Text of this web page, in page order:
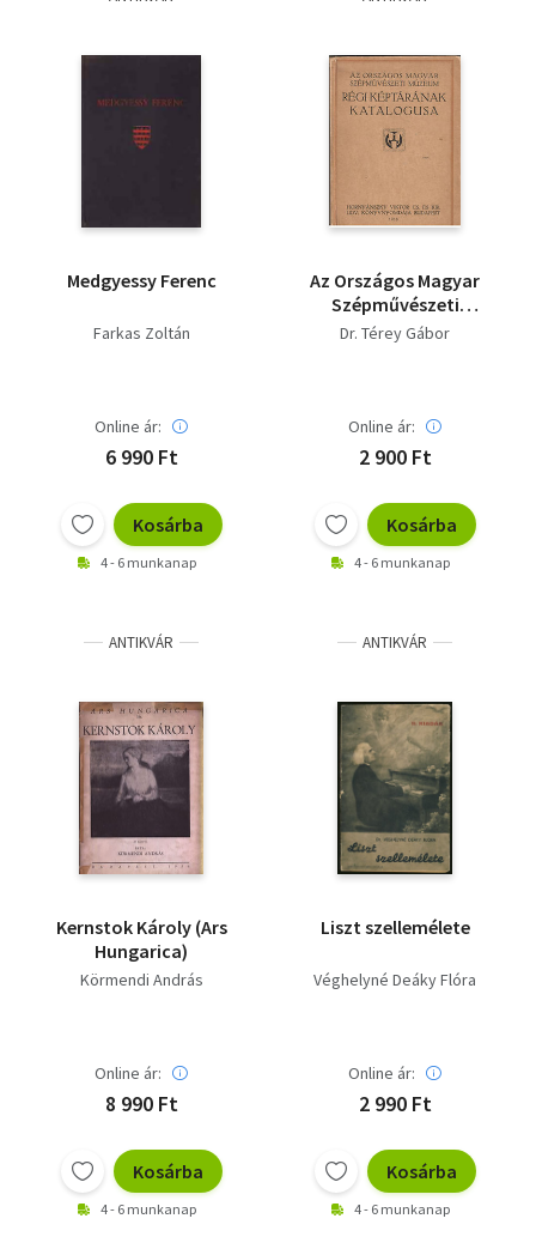
Medgyessy Ferenc
Farkas Zoltán
Online ár:
6 990 Ft
Kosárba
4 - 6 munkanap
Az Országos Magyar
Szépművészeti
Múzeum régi
Dr. Térey Gábor
Online ár:
2 900 Ft
Kosárba
4 - 6 munkanap
ANTIKVÁR
Kernstok Károly (Ars
Hungarica)
Körmendi András
Online ár:
8 990 Ft
Kosárba
4 - 6 munkanap
ANTIKVÁR
Liszt szellemélete
Véghelyné Deáky Flóra
Online ár:
2 990 Ft
Kosárba
4 - 6 munkanap